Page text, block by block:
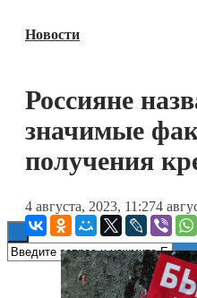
Блокчейн
Новости
Россияне
значимые
получения
4 августа, 2023, 11:274